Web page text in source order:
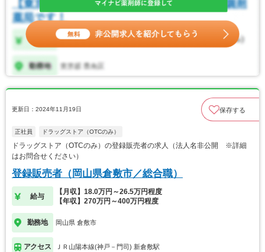
更新日：2024年11月19日 保存する
正社員 ドラッグストア（OTCのみ）
ドラッグストア（OTCのみ）の登録販売者の求人（法人名非公開 ※詳細
はお問合せください）
登録販売者（岡山県倉敷市／総合職）
給与
【月収】18.0万円～26.5万円程度
【年収】270万円～400万円程度
勤務地 岡山県 倉敷市
アクセス ＪＲ山陽本線(神戸－門司) 新倉敷駅